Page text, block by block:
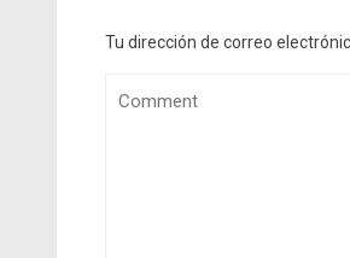
Tu dirección de correo